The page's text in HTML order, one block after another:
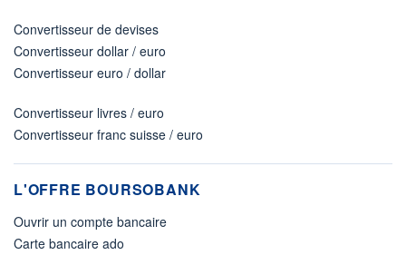
Convertisseur de devises
Convertisseur dollar / euro
Convertisseur euro / dollar
Convertisseur livres / euro
Convertisseur franc suisse / euro
L'OFFRE BOURSOBANK
Ouvrir un compte bancaire
Carte bancaire ado